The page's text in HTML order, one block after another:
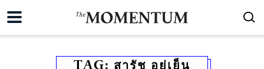
TAG: สารัช อยู่เย็น